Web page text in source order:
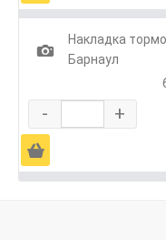
1
Накладка
Барнаул
- +
Ä